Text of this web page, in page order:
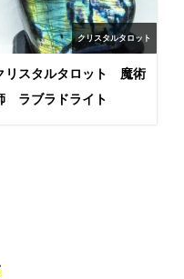
クリスタルタロット
リスタルタロット 魔術
ラブラドライト